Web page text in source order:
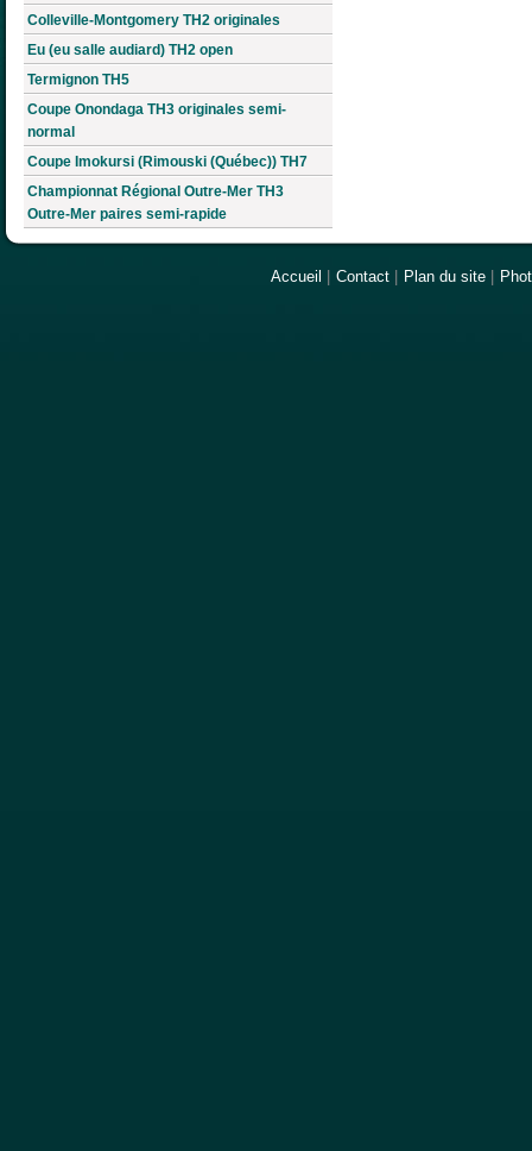
Colleville-Montgomery TH2 originales
Eu (eu salle audiard) TH2 open
Termignon TH5
Coupe Onondaga TH3 originales semi-
normal
Coupe Imokursi (Rimouski (Québec)) TH7
Championnat Régional Outre-Mer TH3
Outre-Mer paires semi-rapide
Accueil Contact Plan du site